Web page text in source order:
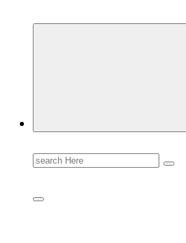
Search
for: